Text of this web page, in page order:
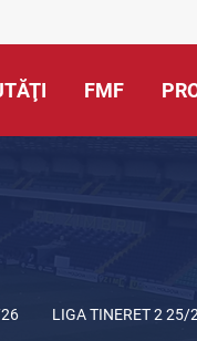
FMF
LIGA TINERET 2 25/